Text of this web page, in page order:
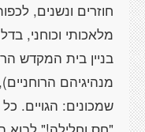
חוזרים ונשנים,
מלאכותי וכוחני,
בניין בית המקדש
מנהיגיהם
שמכונים: הגויים.